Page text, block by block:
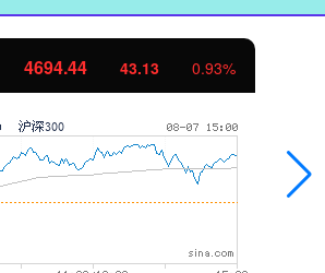
4694.44 43.13 0.93%